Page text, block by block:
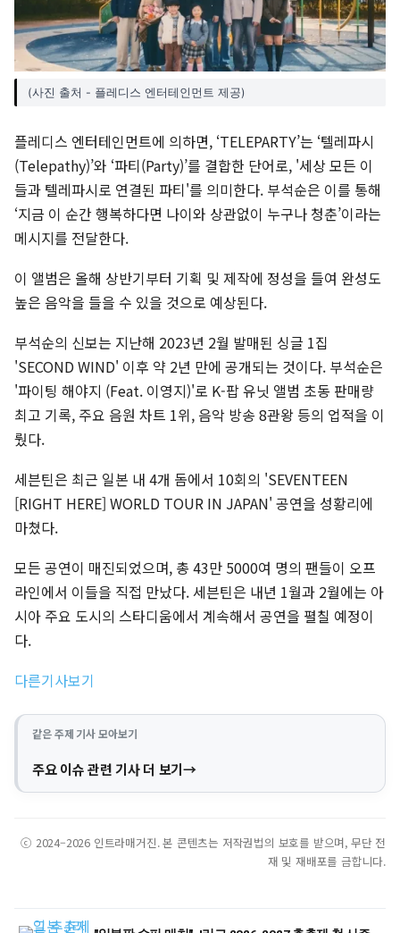
(사진 출처 - 플레디스 엔터테인먼트 제공)
플레디스 엔터테인먼트에 의하면, ‘TELEPARTY’는 ‘텔레파시
(Telepathy)’와 ‘파티(Party)’를 결합한 단어로, '세상 모든 이
들과 텔레파시로 연결된 파티'를 의미한다. 부석순은 이를 통해
‘지금 이 순간 행복하다면 나이와 상관없이 누구나 청춘’이라는
메시지를 전달한다.
이 앨범은 올해 상반기부터 기획 및 제작에 정성을 들여 완성도
높은 음악을 들을 수 있을 것으로 예상된다.
부석순의 신보는 지난해 2023년 2월 발매된 싱글 1집
'SECOND WIND' 이후 약 2년 만에 공개되는 것이다. 부석순은
'파이팅 해야지 (Feat. 이영지)'로 K-팝 유닛 앨범 초동 판매량
최고 기록, 주요 음원 차트 1위, 음악 방송 8관왕 등의 업적을 이
뤘다.
세븐틴은 최근 일본 내 4개 돔에서 10회의 'SEVENTEEN
[RIGHT HERE] WORLD TOUR IN JAPAN' 공연을 성황리에
마쳤다.
모든 공연이 매진되었으며, 총 43만 5000여 명의 팬들이 오프
라인에서 이들을 직접 만났다. 세븐틴은 내년 1월과 2월에는 아
시아 주요 도시의 스타디움에서 계속해서 공연을 펼칠 예정이
다.
다른기사보기
같은 주제 기사 모아보기
주요 이슈 관련 기사 더 보기
ⓒ 2024–2026 인트라매거진. 본 콘텐츠는 저작권법의 보호를 받으며, 무단 전
재 및 재배포를 금합니다.